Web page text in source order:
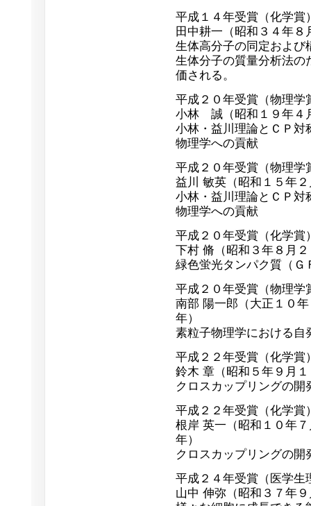
平成１４年受賞（化学賞
田中耕一（昭和３４年
生体高分子の同定および
生体分子の質量分析法の
価される。
平成２０年受賞（物理学
小林 誠（昭和１９年４
小林・益川理論とＣＰ対
物理学への貢献
平成２０年受賞（物理学
益川 敏英（昭和１５年
小林・益川理論とＣＰ対
物理学への貢献
平成２０年受賞（化学賞
下村 脩（昭和３年８月
緑色蛍光タンパク質（Ｇ
平成２０年受賞（物理学
南部 陽一郎（大正１０
年）
素粒子物理学における自
平成２２年受賞（化
鈴木 章（昭和５年９月
クロスカップリングの開
平成２２年受賞（化学賞
根岸 英一（昭和１０年
年）
クロスカップリングの開
平成２４年受賞（医学生
山中 伸弥（昭和３７年